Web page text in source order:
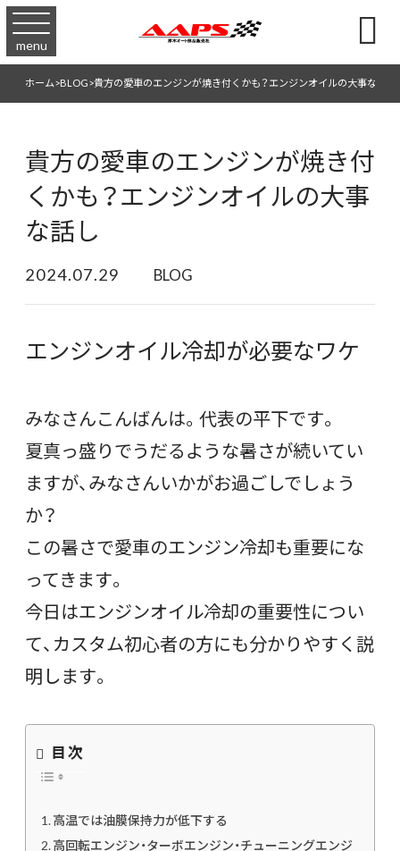
menu 
ホーム>BLOG>貴方の愛車のエンジンが焼き付くかも？エンジンオイルの大事な話し
貴方の愛車のエンジンが焼き付
くかも？エンジンオイルの大事
な話し
2024.07.29 BLOG
エンジンオイル冷却が必要なワケ
みなさんこんばんは。代表の平下です。
夏真っ盛りでうだるような暑さが続いてい
ますが、みなさんいかがお過ごしでしょう
か？
この暑さで愛車のエンジン冷却も重要にな
ってきます。
今日はエンジンオイル冷却の重要性につい
て、カスタム初心者の方にも分かりやすく説
明します。
目次
高温では油膜保持力が低下する
高回転エンジン・ターボエンジン・チューニングエンジ